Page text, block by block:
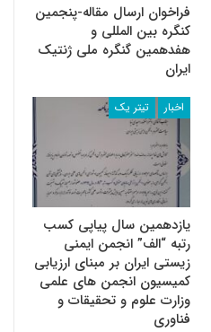
فراخوان ارسال مقاله-پنجمین
کنگره بین المللی و
هفدهمین گنگره ملی ژنتیک
ایران
اخبار تیتر یک
یازدهمین سال پیاپی کسب
رتبه “الف” انجمن ایمنی
زیستی ایران بر مبنای ارزیابی
کمیسیون انجمن های علمی
وزارت علوم و تحقیقات و
فناوری